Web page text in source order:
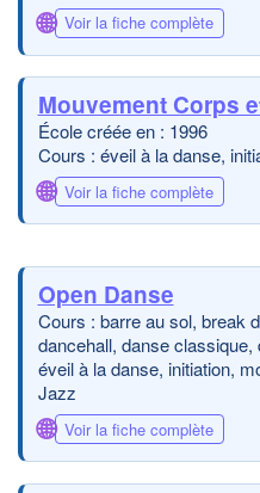
🌐 Voir la fiche complète
Mouvement Corps
École créée en : 1996
Cours : éveil à la danse,
🌐 Voir la fiche complète
Open Danse
Cours : barre au sol, break
dancehall, danse
éveil à la danse, initiation,
Jazz
🌐 Voir la fiche complète